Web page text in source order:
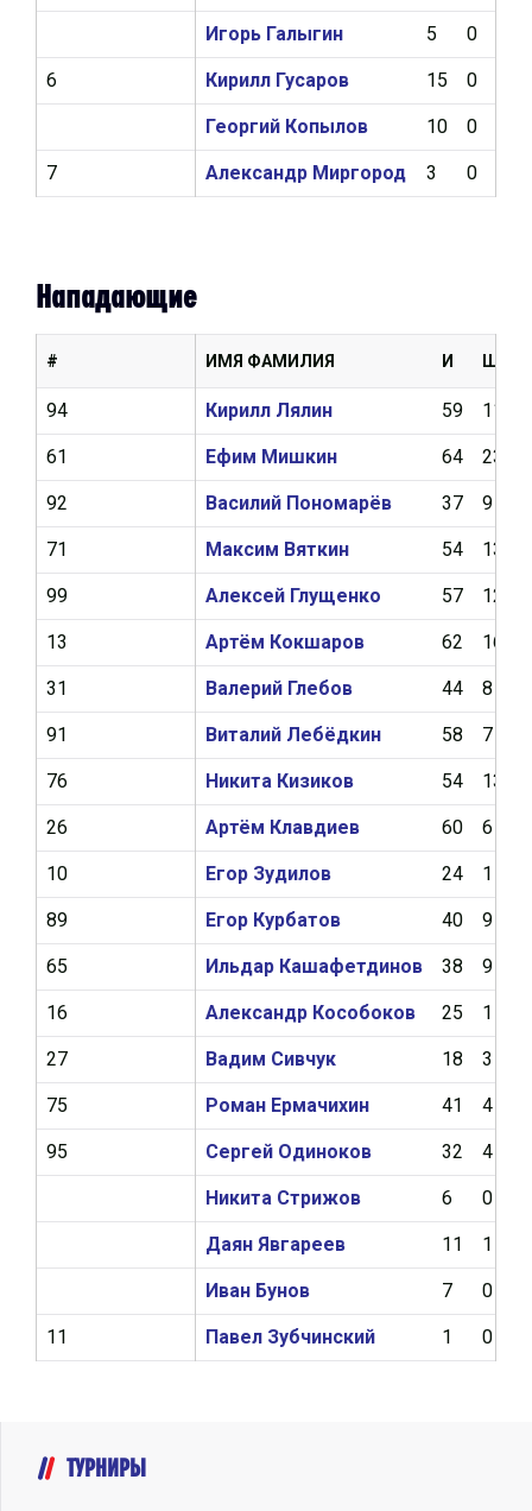
Игорь Галыгин 5 0
Кирилл Гусаров 15 0
Георгий Копылов 10 0
Александр Миргород 3 0
6
7
Нападающие
ИМЯ ФАМИЛИЯ И Ш
Кирилл Лялин 59 11
Ефим Мишкин 64 23
Василий Пономарёв 37 9
Максим Вяткин 54 13
Алексей Глущенко 57 12
Артём Кокшаров 62 16
Валерий Глебов 44 8
Виталий Лебёдкин 58 7
Никита Кизиков 54 13
Артём Клавдиев 60 6
Егор Зудилов 24 1
Егор Курбатов 40 9
Ильдар Кашафетдинов 38 9
Александр Кособоков 25 1
Вадим Сивчук 18 3
Роман Ермачихин 41 4
Сергей Одиноков 32 4
Никита Стрижов 6 0
Даян Явгареев 11 1
Иван Бунов 7 0
Павел Зубчинский 1 0
#
94
61
92
71
99
13
31
91
76
26
10
89
65
16
27
75
95
11
ТУРНИРЫ